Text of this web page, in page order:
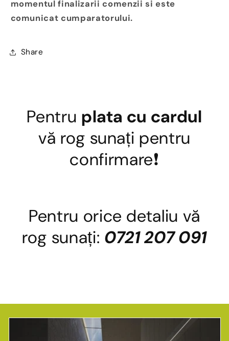
momentul finalizarii comenzii si este
comunicat cumparatorului.
Share
Pentru plata cu cardul
vă rog sunați pentru
confirmare❗
Pentru orice detaliu vă
rog sunați: 0721 207 091